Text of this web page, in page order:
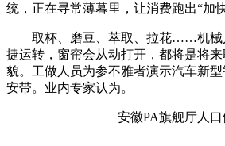
统，正在寻常薄暮里，让消费跑出“加快
取杯、磨豆、萃取、拉花……机械
捷运转，窗帘会从动打开，都将是将
貌。工做人员为参不雅者演示汽车新
安带。业内专家认为。
安徽PA旗舰厅人